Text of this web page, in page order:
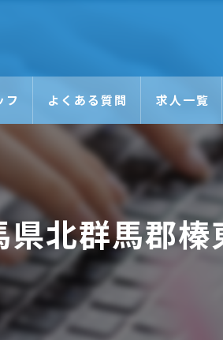
フ よくある質問 求人一覧
北群馬郡